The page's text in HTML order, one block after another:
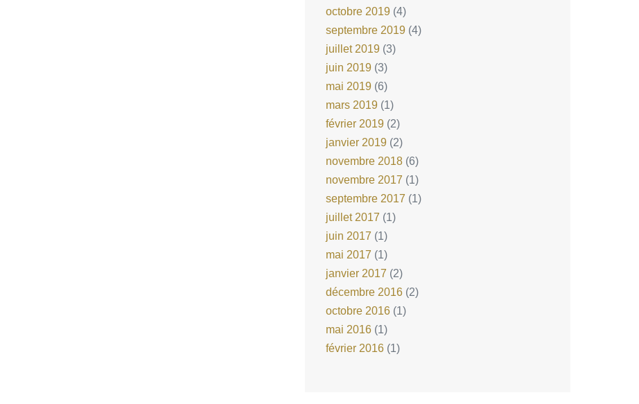
octobre 2019(4)
septembre 2019(4)
juillet 2019(3)
juin 2019(3)
mai 2019(6)
mars 2019(1)
février 2019(2)
janvier 2019(2)
novembre 2018(6)
novembre 2017 (1)
septembre 2017 (1)
juillet 2017 (1)
juin 2017 (1)
mai 2017 (1)
janvier 2017 (2)
décembre 2016(2)
octobre 2016(1)
mai 2016(1)
février 2016(1)